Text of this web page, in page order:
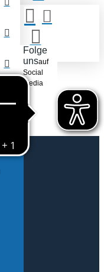
Folge
unsauf
Social
Media